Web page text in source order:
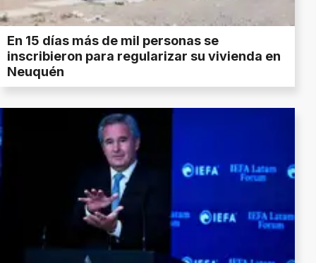
En 15 días más de mil personas se
inscribieron para regularizar su vivienda en
Neuquén